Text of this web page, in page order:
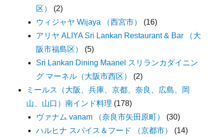
区）
(2)
ウィジャヤ Wijaya （西宮市）
(16)
アリヤ ALIYA Sri Lankan Restaurant & Bar （大
阪市福島区）
(5)
Sri Lankan Dining Maanel スリランカダイニン
グ マーネル（大阪市西区）
(2)
ミールス（大阪、兵庫、京都、奈良、広島、岡
山、山口）南インド料理 (178)
ヴァナム vanam （奈良市矢田原町）
(30)
ハルヒナ スパイス＆フード （京都市）
(14)